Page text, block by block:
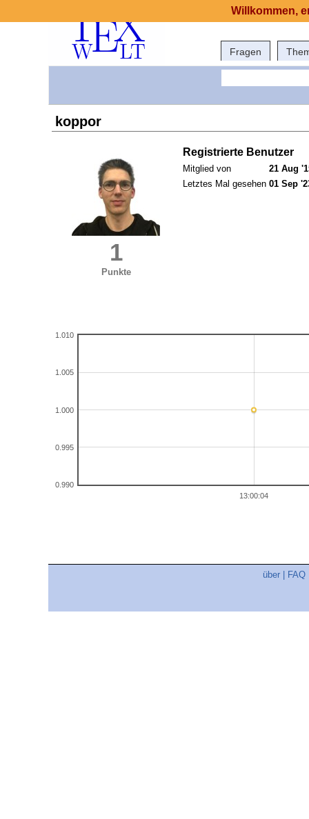
Fragen
koppor
1
Punkte
Registrierte Benutzer
Mitglied von
21 Aug
Letztes Mal gesehen 01 Sep
13:00:04
0.990
0.995
1.000
1.005
1.010
über FAQ
Willkommen,